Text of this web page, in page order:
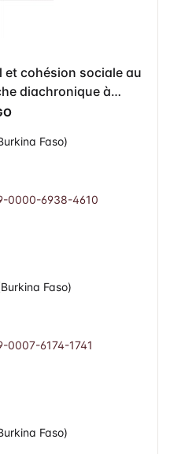
cohésion sociale au
diachronique à
Faso)
0000-6938-4610
Faso)
6174-1741
Faso)